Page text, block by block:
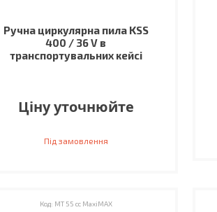
Ручна циркулярна пила KSS
400 / 36 V в
транспортувальних кейсі
Ціну уточнюйте
Під замовлення
MT 55 cc MaxiMAX